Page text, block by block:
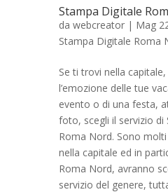
Stampa Digitale
da webcreator | Mag
Stampa Digitale Roma
Se ti trovi nella
l’emozione delle tue
evento o di una festa,
foto, scegli il servizio di
Roma Nord. Sono
nella capitale ed in
Roma Nord, avranno
servizio del genere,